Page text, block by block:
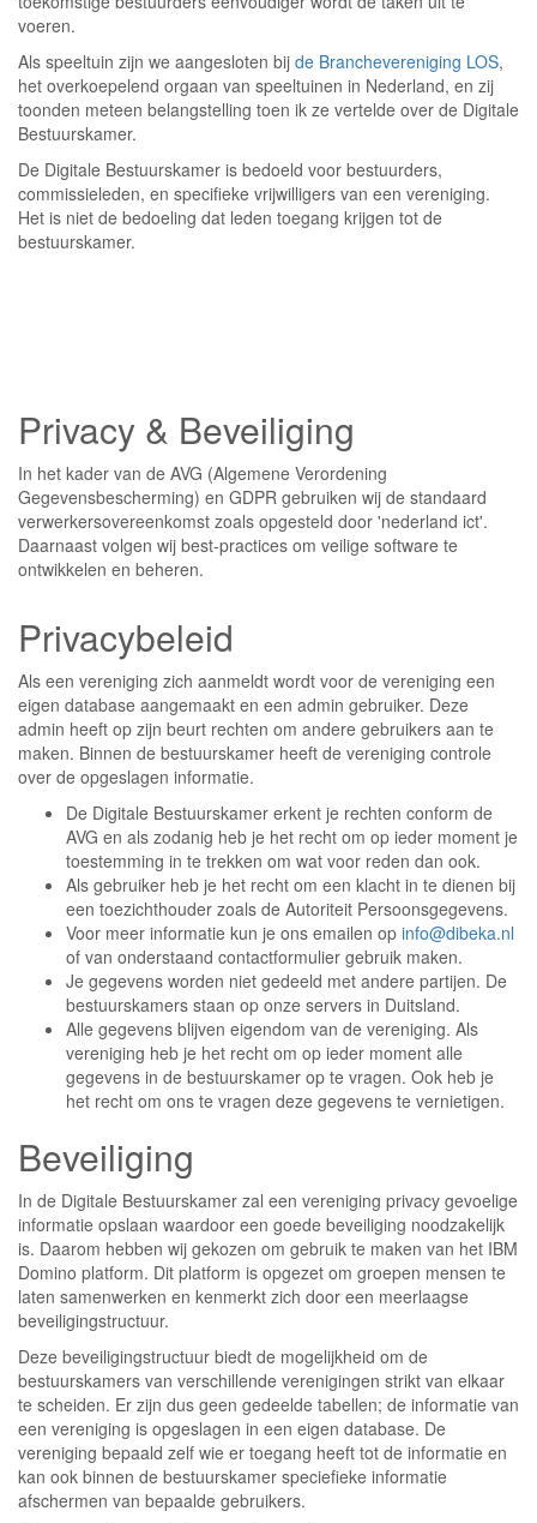
voeren.
Als speeltuin zijn we aangesloten bij de Branchevereniging LOS,
het overkoepelend orgaan van speeltuinen in Nederland, en zij
toonden meteen belangstelling toen ik ze vertelde over de Digitale
Bestuurskamer.
De Digitale Bestuurskamer is bedoeld voor bestuurders,
commissieleden, en specifieke vrijwilligers van een vereniging.
Het is niet de bedoeling dat leden toegang krijgen tot de
bestuurskamer.
Privacy & Beveiliging
In het kader van de AVG (Algemene Verordening
Gegevensbescherming) en GDPR gebruiken wij de standaard
verwerkersovereenkomst zoals opgesteld door 'nederland ict'.
Daarnaast volgen wij best-practices om veilige software te
ontwikkelen en beheren.
Privacybeleid
Als een vereniging zich aanmeldt wordt voor de vereniging een
eigen database aangemaakt en een admin gebruiker. Deze
admin heeft op zijn beurt rechten om andere gebruikers aan te
maken. Binnen de bestuurskamer heeft de vereniging controle
over de opgeslagen informatie.
De Digitale Bestuurskamer erkent je rechten conform de
AVG en als zodanig heb je het recht om op ieder moment je
toestemming in te trekken om wat voor reden dan ook.
Als gebruiker heb je het recht om een klacht in te dienen bij
een toezichthouder zoals de Autoriteit Persoonsgegevens.
Voor meer informatie kun je ons emailen op info@dibeka.nl
of van onderstaand contactformulier gebruik maken.
Je gegevens worden niet gedeeld met andere partijen. De
bestuurskamers staan op onze servers in Duitsland.
Alle gegevens blijven eigendom van de vereniging. Als
vereniging heb je het recht om op ieder moment alle
gegevens in de bestuurskamer op te vragen. Ook heb je
het recht om ons te vragen deze gegevens te vernietigen.
Beveiliging
In de Digitale Bestuurskamer zal een vereniging privacy gevoelige
informatie opslaan waardoor een goede beveiliging noodzakelijk
is. Daarom hebben wij gekozen om gebruik te maken van het IBM
Domino platform. Dit platform is opgezet om groepen mensen te
laten samenwerken en kenmerkt zich door een meerlaagse
beveiligingstructuur.
Deze beveiligingstructuur biedt de mogelijkheid om de
bestuurskamers van verschillende verenigingen strikt van elkaar
te scheiden. Er zijn dus geen gedeelde tabellen; de informatie van
een vereniging is opgeslagen in een eigen database. De
vereniging bepaald zelf wie er toegang heeft tot de informatie en
kan ook binnen de bestuurskamer speciefieke informatie
afschermen van bepaalde gebruikers.